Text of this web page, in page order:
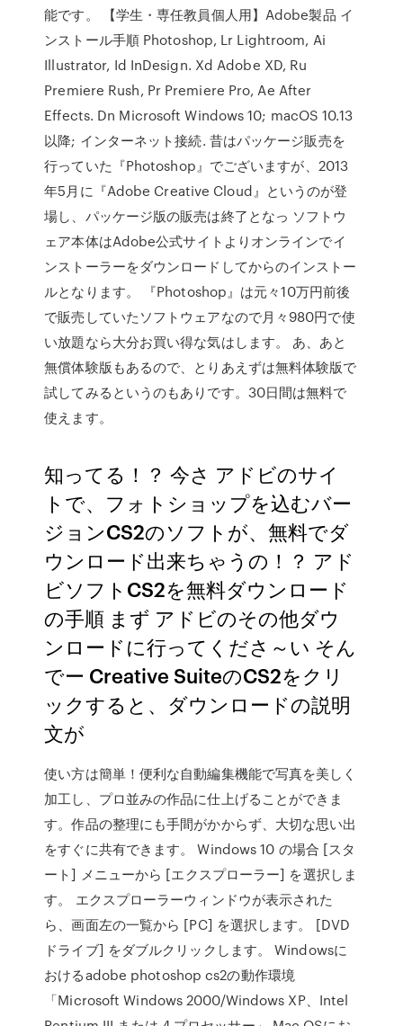
能です。 【学生・専任教員個人用】Adobe製品 イ
ンストール手順 Photoshop, Lr Lightroom, Ai
Illustrator, Id InDesign. Xd Adobe XD, Ru
Premiere Rush, Pr Premiere Pro, Ae After
Effects. Dn Microsoft Windows 10; macOS 10.13
以降; インターネット接続. 昔はパッケージ販売を
行っていた『Photoshop』でございますが、2013
年5月に『Adobe Creative Cloud』というのが登
場し、パッケージ版の販売は終了となっ ソフトウ
ェア本体はAdobe公式サイトよりオンラインでイ
ンストーラーをダウンロードしてからのインストー
ルとなります。 『Photoshop』は元々10万円前後
で販売していたソフトウェアなので月々980円で使
い放題なら大分お買い得な気はします。 あ、あと
無償体験版もあるので、とりあえずは無料体験版で
試してみるというのもありです。30日間は無料で
使えます。
知ってる！？ 今さ アドビのサイ
トで、フォトショップを込むバー
ジョンCS2のソフトが、無料でダ
ウンロード出来ちゃうの！？ アド
ビソフトCS2を無料ダウンロード
の手順 まず アドビのその他ダウ
ンロードに行ってくださ～い そん
でー Creative SuiteのCS2をクリ
ックすると、ダウンロードの説明
文が
使い方は簡単！便利な自動編集機能で写真を美しく
加工し、プロ並みの作品に仕上げることができま
す。作品の整理にも手間がかからず、大切な思い出
をすぐに共有できます。 Windows 10 の場合 [スタ
ート] メニューから [エクスプローラー] を選択しま
す。 エクスプローラーウィンドウが表示された
ら、画面左の一覧から [PC] を選択します。 [DVD
ドライブ] をダブルクリックします。 Windowsに
おけるadobe photoshop cs2の動作環境
「Microsoft Windows 2000/Windows XP、Intel